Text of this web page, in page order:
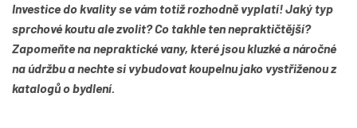
Investice do kvality se vám totiž rozhodně vyplatí! Jaký typ
sprchové koutu ale zvolit? Co takhle ten nepraktičtější?
Zapomeňte na nepraktické vany, které jsou kluzké a náročné
na údržbu a nechte si vybudovat koupelnu jako vystřiženou z
katalogů o bydlení.